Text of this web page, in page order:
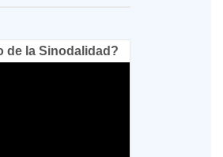
de la Sinodalidad?